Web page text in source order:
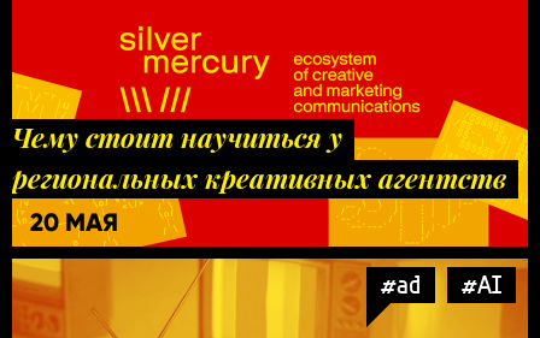
Чему стоит научиться у
региональных креативных агентств
20 МАЯ
#ad #AI